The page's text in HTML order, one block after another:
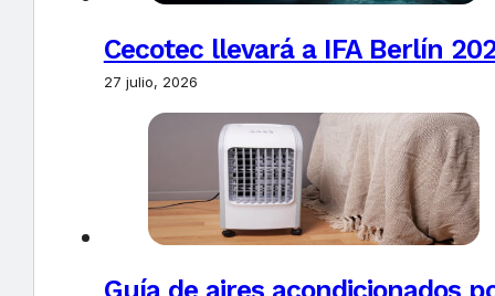
Cecotec llevará a IFA Berlín
27 julio, 2026